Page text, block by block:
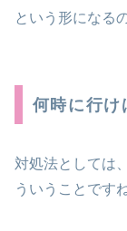
という形になる
何時に行け
対処法としては
ういうことですね